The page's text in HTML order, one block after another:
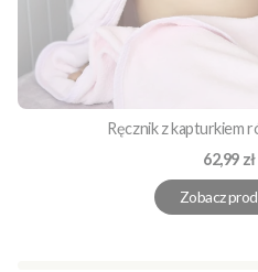
Ręcznik z kapturkiem
Cena
62,99 zł
Zobacz